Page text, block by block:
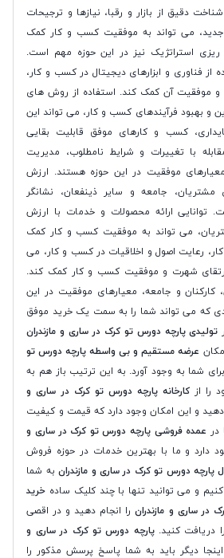
دقیق از بازار و رقبا، نیازها و ترجیحات
می تواند به موفقیت کسب و کار کمک
ریزی استراتژیک نیز در این حوزه مهم است.
از فناوری و ابزارهای دیجیتال در کسب و کار،
و موفقیت آن کمک کند. استفاده از روش های
و بهبود فرآیندهای کسب و کار، می تواند این
کسب و کارهای موفق قابلیت بقایی
با تغییرات و شرایط نامطلوب، مدیریت
موفقیت در این حوزه هستند. ارزش
مشتریان، جامعه و سایر ذینفعان، نشانگر
ارائه محصولات و خدمات با ارزش
می تواند به موفقیت کسب و کار کمک
رعایت اصول و اخلاقیات در کسب و کار، می
ارتقای شهرت و موفقیت کسب و کار کمک کند.
کارکنان و جامعه، معیارهای موفقیت در این
که می تواند شما را به سمت یک خرید موفق
تولیدی پارچه دورس تو کرک در ساری و مازندران
عرضه مستقیم و بی واسطه پارچه دورس تو
شما به وجود آورد. به این ترتیب باز هم به
را از کارخانه پارچه دورس تو کرک در ساری و
و این امکان وجود دارد که قیمت و کیفیت
عمده فروشی پارچه دورس تو کرک در ساری و
دارد و ما با بهترین خدمات در حوزه فروش
به شما
و می توانید تنها با چند کلیک ساده خرید
در ساری و مازندرانرا انجام دهید و در اقصی
دریافت کنید. پارچه دورس تو کرک در ساری و
دیگر باید به شما پاسخ پرسش مذکور را